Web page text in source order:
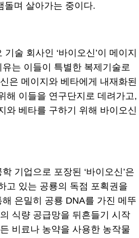
돌며 살아가는 중이다.
술 회사인 ‘바이오신’이 메이지
는 이들이 특별한 복제기술로
은 메이지와 베타에게 내재화된
해 이들을 연구단지로 데려가고,
와 베타를 구하기 위해 바이오신
기업으로 포장된 ‘바이오신’은
고 있는 공룡의 독점 포획권을
은밀히 공룡 DNA를 가진 메뚜
식량 공급망을 뒤흔들기 시작
비료나 농약을 사용한 농작물